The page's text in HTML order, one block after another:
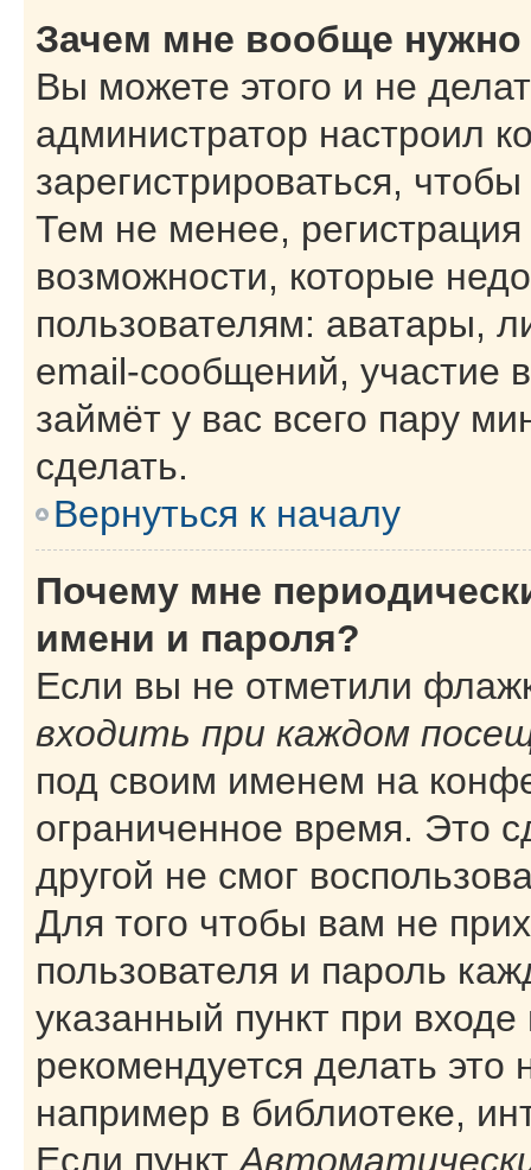
Зачем мне вообще нужно
Вы можете этого и не
администратор настроил
зарегистрироваться,
Тем не менее,
возможности, которые
пользователям: аватары,
email-сообщений, участие
займёт у вас всего пару
сделать.
Вернуться к началу
Почему мне
имени и пароля?
Если вы не отметили
входить при каждом
под своим именем на
ограниченное время. Это
другой не смог
Для того чтобы вам не
пользователя и пароль
указанный пункт при
рекомендуется делать
например в библиотеке,
Если пункт